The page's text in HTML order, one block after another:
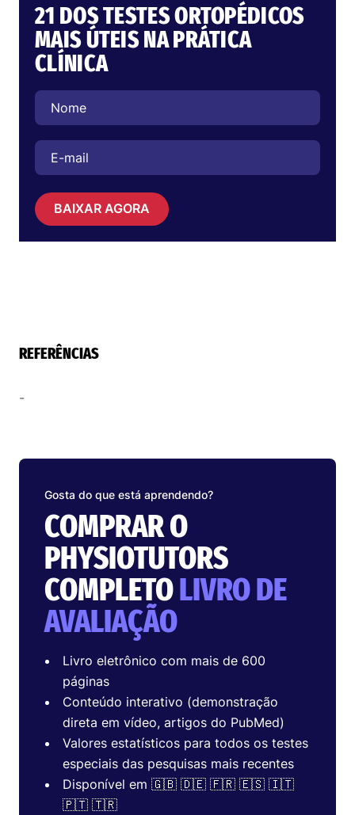
21 DOS TESTES ORTOPÉDICOS
MAIS ÚTEIS NA PRÁTICA
CLÍNICA
BAIXAR AGORA
REFERÊNCIAS
-
Gosta do que está aprendendo?
COMPRAR O
PHYSIOTUTORS
COMPLETOLIVRO DE
AVALIAÇÃO
Livro eletrônico com mais de 600
páginas
Conteúdo interativo (demonstração
direta em vídeo, artigos do PubMed)
Valores estatísticos para todos os testes
especiais das pesquisas mais recentes
Disponível em 🇬🇧 🇩🇪 🇫🇷 🇪🇸 🇮🇹
🇵🇹 🇹🇷